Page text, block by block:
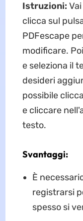
Istruzioni:
clicca sul
PDFescape
modificare.
e seleziona il
desideri
possibile
e cliccare
testo.
Svantaggi:
È
registrarsi
spesso si